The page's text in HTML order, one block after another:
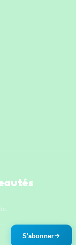
S'abonner